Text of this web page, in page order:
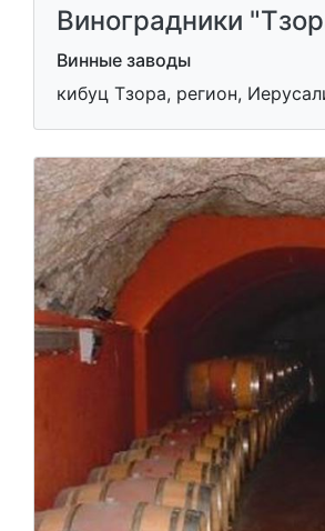
Виноградники
Винные заводы
кибуц Тзора, регион,